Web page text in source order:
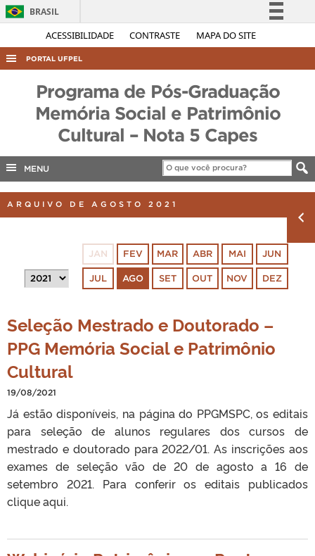
ACESSIBILIDADE CONTRASTE MAPA DO SITE
BRASIL
Simplifique!
Acesso à informação
Legislação
Canais
PORTAL UFPEL
AUDITORIA
COBALTO
INTERNACIONAL
TELEFONES
Programa de Pós-Graduação
Memória Social e Patrimônio
Cultural – Nota 5 Capes
MENU
ARQUIVO DE AGOSTO 2021
JAN FEV MAR ABR MAI JUN
JUL AGO SET OUT NOV DEZ
Seleção Mestrado e Doutorado –
PPG Memória Social e Patrimônio
Cultural
19/08/2021
Já estão disponíveis, na página do PPGMSPC, os editais
para seleção de alunos regulares dos cursos de
mestrado e doutorado para 2022/01. As inscrições aos
exames de seleção vão de 20 de agosto a 16 de
setembro 2021. Para conferir os editais publicados
clique aqui.